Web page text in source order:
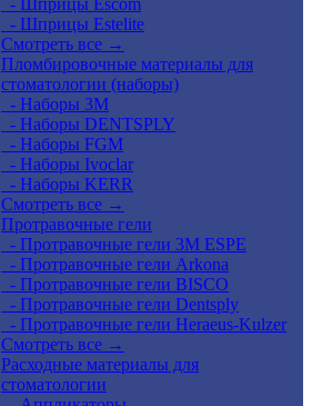
- Шприцы Escom
- Шприцы Estelite
Смотреть все →
Пломбировочные материалы для
стоматологии (наборы)
- Наборы 3М
- Наборы DENTSPLY
- Наборы FGM
- Наборы Ivoclar
- Наборы KERR
Смотреть все →
Протравочные гели
- Протравочные гели 3М ESPE
- Протравочные гели Arkona
- Протравочные гели BISCO
- Протравочные гели Dentsply
- Протравочные гели Heraeus-Kulzer
Смотреть все →
Расходные материалы для
стоматологии